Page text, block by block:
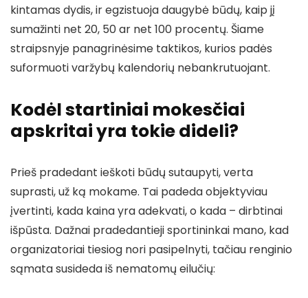
kintamas dydis, ir egzistuoja daugybė būdų, kaip jį
sumažinti net 20, 50 ar net 100 procentų. Šiame
straipsnyje panagrinėsime taktikos, kurios padės
suformuoti varžybų kalendorių nebankrutuojant.
Kodėl startiniai mokesčiai
apskritai yra tokie dideli?
Prieš pradedant ieškoti būdų sutaupyti, verta
suprasti, už ką mokame. Tai padeda objektyviau
įvertinti, kada kaina yra adekvati, o kada – dirbtinai
išpūsta. Dažnai pradedantieji sportininkai mano, kad
organizatoriai tiesiog nori pasipelnyti, tačiau renginio
sąmata susideda iš nematomų eilučių: